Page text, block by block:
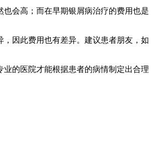
会高；而在早期银屑病治疗的费用也是
因此费用也有差异。建议患者朋友，如
的医院才能根据患者的病情制定出合理